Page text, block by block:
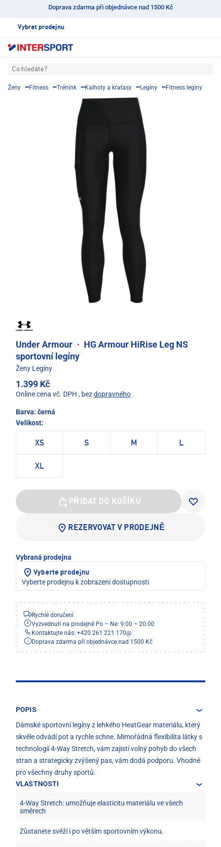
Doprava zdarma při objednávce nad 1500 Kč
Vybrat prodejnu
Co hledáte?
Ženy Fitness Trénink Kalhoty a kraťasy Legíny Fitness legíny
Under Armour · HG Armour HiRise Leg NS
sportovní legíny
Ženy Legíny
1.399 Kč
Online cena vč. DPH , bezdopravného
Barva: černá
Velikost:
XS S M L
XL
PŘIDAT DO KOŠÍKU
REZERVOVAT V PRODEJNĚ
Vybraná prodejna
Vyberte prodejnu
Vyberte prodejnu k zobrazení dostupnosti
Rychlé doručení
Vyzvednutí na prodejně Po – Ne: 9:00 – 20:00
Kontaktujte nás: +420 261 221 170@
Doprava zdarma při objednávce nad 1500 Kč
POPIS
Dámské sportovní legíny z lehkého HeatGear materiálu, který
skvěle odvádí pot a rychle schne. Mimořádná flexibilita látky s
technologií 4-Way Stretch, vám zajistí volný pohyb do všech
stran a strategicky zvýšený pas, vám dodá podporu. Vhodné
pro všechny druhy sportů.
VLASTNOSTI
4-Way Stretch: umožňuje elasticitu materiálu ve všech
směrech
Zůstanete svěží i po větším sportovním výkonu.